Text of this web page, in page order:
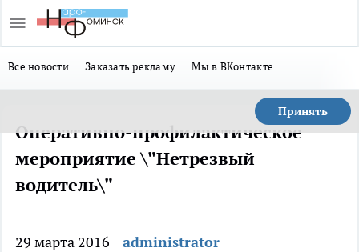
Все новости Заказать рекламу Мы в ВКонтакте
Принять
Оперативно-профилактическое
мероприятие \"Нетрезвый
водитель\"
29 марта 2016 administrator